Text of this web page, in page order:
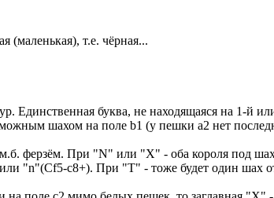
т.е. чёрная...
Единственная буква, не находящаяся на 1-й
шахом на поле b1 (у пешки а2 нет
ферзём. При "N" или "Х" - оба короля под
"n"(Cf5-c8+). При "T" - тоже будет один шах